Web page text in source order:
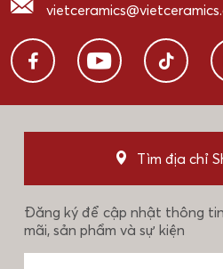
Tìm địa chỉ
Đăng ký để cập nhật thông
mãi, sản phẩm và sự kiện